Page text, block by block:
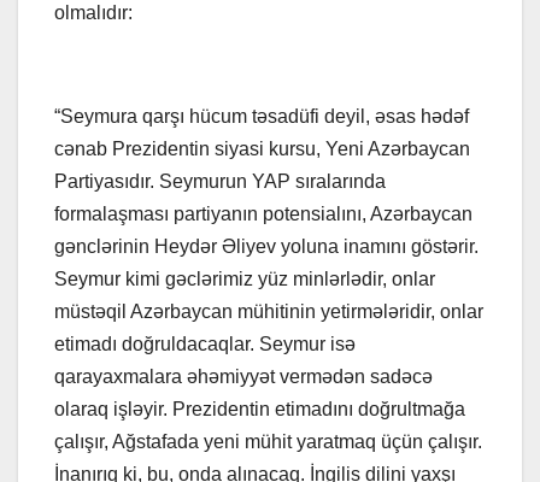
olmalıdır:
“Seymura qarşı hücum təsadüfi deyil, əsas hədəf
cənab Prezidentin siyasi kursu, Yeni Azərbaycan
Partiyasıdır. Seymurun YAP sıralarında
formalaşması partiyanın potensialını, Azərbaycan
gənclərinin Heydər Əliyev yoluna inamını göstərir.
Seymur kimi gəclərimiz yüz minlərlədir, onlar
müstəqil Azərbaycan mühitinin yetirmələridir, onlar
etimadı doğruldacaqlar. Seymur isə
qarayaxmalara əhəmiyyət vermədən sadəcə
olaraq işləyir. Prezidentin etimadını doğrultmağa
çalışır, Ağstafada yeni mühit yaratmaq üçün çalışır.
İnanırıq ki, bu, onda alınacaq. İngilis dilini yaxşı